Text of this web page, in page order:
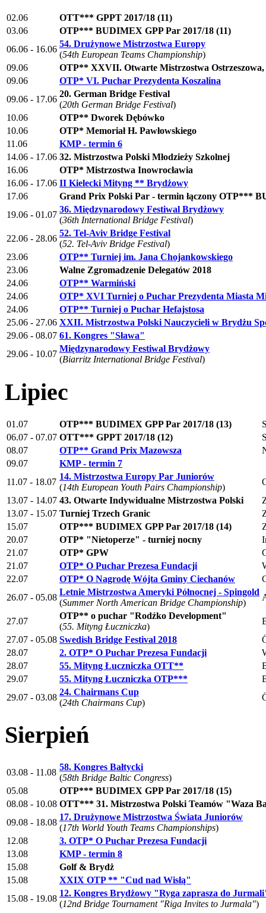
02.06
OTT*** GPPT 2017/18 (11)
03.06
OTP*** BUDIMEX GPP Par 2017/18 (11)
06.06 - 16.06
54. Drużynowe Mistrzostwa Europy
(54th European Teams Championship)
09.06
OTP** XXVII. Otwarte Mistrzostwa
09.06
OTP* VI. Puchar Prezydenta Koszalina
09.06 - 17.06
20. German Bridge Festival
(20th German Bridge Festival)
10.06
OTP** Dworek Dębówko
10.06
OTP* Memoriał H. Pawłowskiego
11.06
KMP - termin 6
14.06 - 17.06 32. Mistrzostwa Polski Młodzieży Szkolnej
16.06
OTP* Mistrzostwa Inowrocławia
16.06 - 17.06 II Kielecki Mityng ** Brydżowy
17.06
Grand Prix Polski Par - termin łączony OTP***
19.06 - 01.07
36. Międzynarodowy Festiwal Brydżowy
(36th International Bridge Festival)
22.06 - 28.06
52. Tel-Aviv Bridge Festival
(52. Tel-Aviv Bridge Festival)
23.06
OTP** Turniej im. Jana Chojankowskiego
23.06
Walne Zgromadzenie Delegatów 2018
24.06
OTP** Warmiński
24.06
OTP* XVI Turniej o Puchar Prezydenta Miasta
24.06
OTP** Turniej o Puchar Hefajstosa
25.06 - 27.06 XXII. Mistrzostwa Polski Nauczycieli w Brydżu
29.06 - 08.07 61. Kongres "Sława"
29.06 - 10.07
Międzynarodowy Festiwal Brydżowy
(Biarritz International Bridge Festival)
Lipiec
01.07 OTP*** BUDIMEX GPP Par 2017/18 (13)
06.07 - 07.07 OTT*** GPPT 2017/18 (12)
08.07
OTP** Grand Prix Mazowsza
09.07
KMP - termin 7
11.07 - 18.07
14. Mistrzostwa Europy Par Juniorów
(14th European Youth Pairs Championship)
13.07 - 14.07 43. Otwarte Indywidualne Mistrzostwa Polski
13.07 - 15.07 Turniej Trzech Granic
15.07
OTP*** BUDIMEX GPP Par 2017/18 (14)
20.07
OTP* "Nietoperze" - turniej nocny
21.07
OTP* GPW
21.07
OTP* O Puchar Prezesa Fundacji
22.07
OTP* O Nagrodę Wójta Gminy Ciechanów
26.07 - 05.08
Letnie Mistrzostwa Ameryki Północnej - Spingold
(Summer North American Bridge Championship)
27.07
OTP** o puchar "Rodźko Development"
(55. Mityng Łuczniczka)
27.07 - 05.08 Swedish Bridge Festival 2018
28.07
2. OTP* O Puchar Prezesa Fundacji
28.07
55. Mityng Łuczniczka OTT**
29.07
55. Mityng Łuczniczka OTP***
29.07 - 03.08
24. Chairmans Cup
(24th Chairmans Cup)
Sierpień
03.08 - 11.08
58. Kongres Bałtycki
(58th Bridge Baltic Congress)
05.08
OTP*** BUDIMEX GPP Par 2017/18 (15)
08.08 - 10.08 OTT*** 31. Mistrzostwa Polski Teamów "Waza
09.08 - 18.08
17. Drużynowe Mistrzostwa Świata Juniorów
(17th World Youth Teams Championships)
12.08
3. OTP* O Puchar Prezesa Fundacji
13.08
KMP - termin 8
15.08
Golf & Brydż
15.08
XXIX OTP ** "Cud nad Wisłą"
15.08 - 19.08
12. Kongres Brydżowy "Ryga zaprasza do
(12nd Bridge Tournament "Riga Invites to Jurmala")